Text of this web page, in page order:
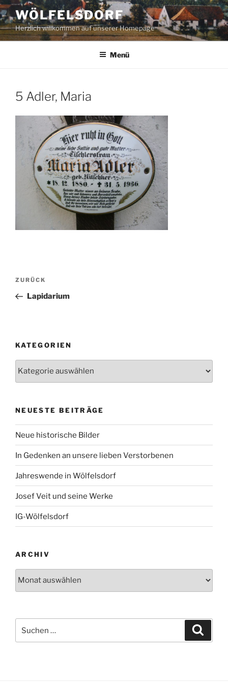
Zum
Inhalt
springen
WÖLFELSDORF
Herzlich willkommen auf unserer Homepage
Menü
5 Adler, Maria
Beitragsnavigation
Vorheriger
Beitrag
ZURÜCK
Lapidarium
KATEGORIEN
NEUESTE BEITRÄGE
Neue historische Bilder
In Gedenken an unsere lieben Verstorbenen
Jahreswende in Wölfelsdorf
Josef Veit und seine Werke
IG-Wölfelsdorf
ARCHIV
nach: